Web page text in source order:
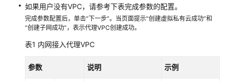
买
CodeArts
新
CodeArts
如果用户没有VPC，请参考下表完成参数的配置。
完成参数配置后，单击“下一步”。当页面提示“创建虚拟私有云成功”和
“创建子网成功”，表示代理VPC创建成功。
表1 内网接入代理VPC
参数 说明 示例